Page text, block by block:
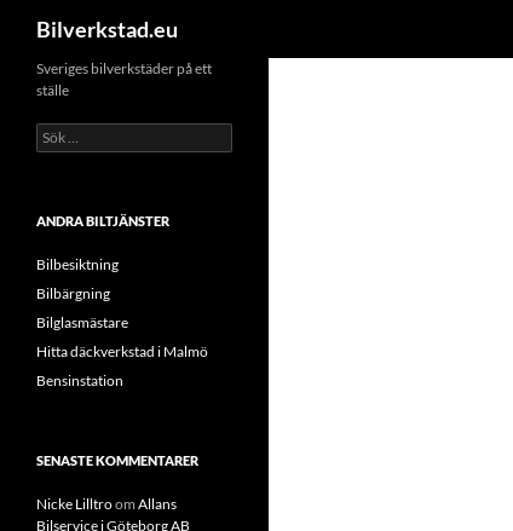
Hoppa
innehåll
Bilverkstad.eu
Sveriges bilverkstäder på ett
ställe
Sök
efter:
ANDRA BILTJÄNSTER
Bilbesiktning
Bilbärgning
Bilglasmästare
Hitta däckverkstad i Malmö
Bensinstation
SENASTE KOMMENTARER
Nicke Lilltroom Allans
Bilservice i Göteborg AB